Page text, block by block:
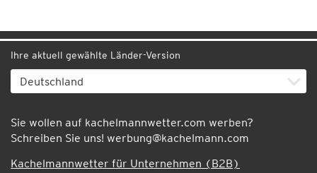
Ihre aktuell gewählte Länder-Version
Sie wollen auf kachelmannwetter.com werben?
Schreiben Sie uns! werbung@kachelmann.com
Kachelmannwetter für Unternehmen (B2B)